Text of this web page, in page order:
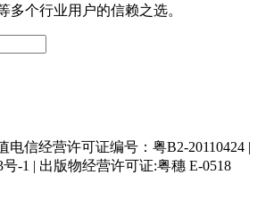
多个行业用户的信赖之选。
电信经营许可证编号：粤B2-20110424 |
-1 | 出版物经营许可证:粤穗 E-0518